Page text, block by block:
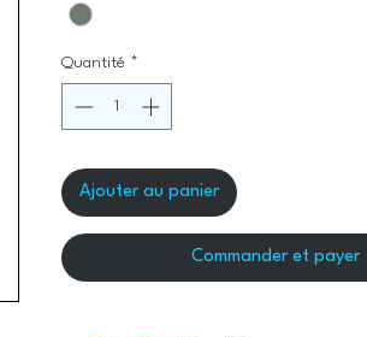
Quantité *
Ajouter au panier
Commander et payer